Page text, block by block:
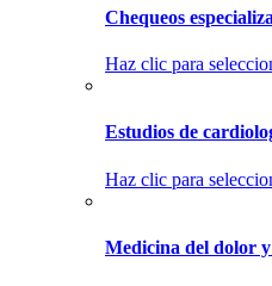
Chequeos
Haz clic para
Estudios de
Haz clic para
Medicina del dolor